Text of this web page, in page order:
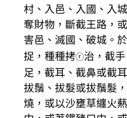
村、入邑、入國、入
奪財物，斷截王路，
害邑、滅國、破城。
捉，種種拷ⓡ治，截
足，截耳、截鼻或截
拔鬚、拔髮或拔鬚髮
燒，或以沙壅草纏火